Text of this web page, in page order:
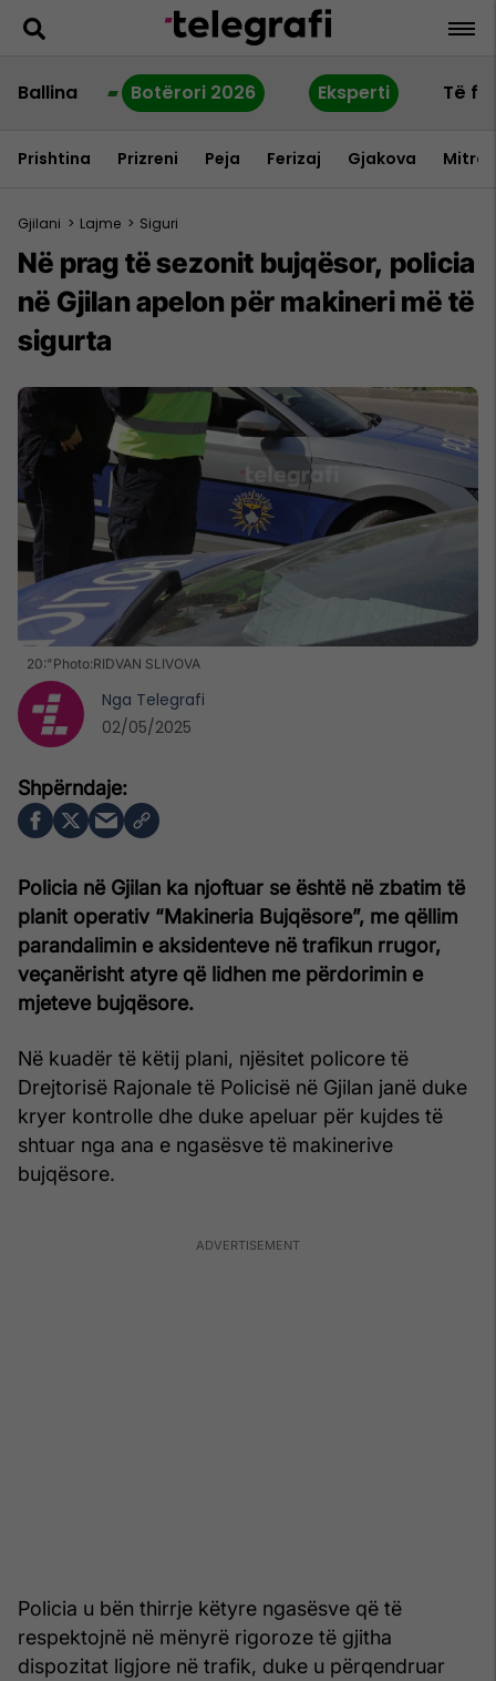
Ballina Botërori 2026 Eksperti Të
Prishtina Prizreni Peja Ferizaj Gjakova
Gjilani > Lajme > Siguri
Në prag të sezonit bujqësor, policia
në Gjilan apelon për makineri më të
sigurta
20:"Photo:RIDVAN SLIVOVA
Policia në Gjilan ka njoftuar se është në zbatim të
planit operativ “Makineria Bujqësore”, me qëllim
parandalimin e aksidenteve në trafikun rrugor,
veçanërisht atyre që lidhen me përdorimin e
mjeteve bujqësore.
Në kuadër të këtij plani, njësitet policore të
Drejtorisë Rajonale të Policisë në Gjilan janë duke
kryer kontrolle dhe duke apeluar për kujdes të
shtuar nga ana e ngasësve të makinerive
bujqësore.
Policia u bën thirrje këtyre ngasësve që të
respektojnë në mënyrë rigoroze të gjitha
dispozitat ligjore në trafik, duke u përqendruar
Nga Telegrafi
02/05/2025